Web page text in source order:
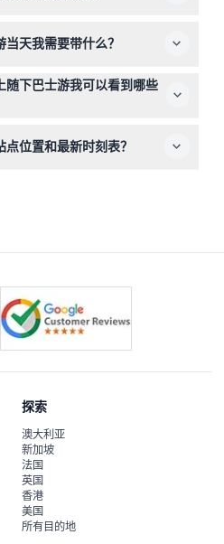
天我需要带什么？
戴帽子、带水和您的订单确
塞维利亚。
下巴士游我可以看到哪些
篷巴士上欣赏全景并收听多语言
位置和最新时刻表？
探索
澳大利亚
新加坡
法国
英国
香港
美国
所有目的地